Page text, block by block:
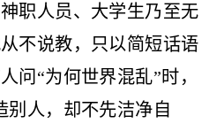
职人员、大学生乃至无
不说教，只以简短话语
问“为何世界混乱”时，
别人，却不先洁净自